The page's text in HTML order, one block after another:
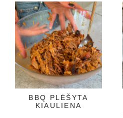
BBQ PLĖŠYTA
KIAULIENA